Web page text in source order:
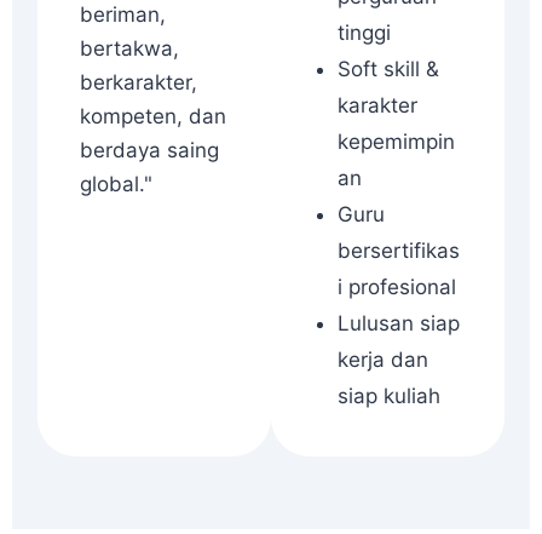
beriman,
bertakwa,
berkarakter,
kompeten, dan
berdaya saing
global."
tinggi
Soft skill &
karakter
kepemimpin
an
Guru
bersertifikas
i profesional
Lulusan siap
kerja dan
siap kuliah